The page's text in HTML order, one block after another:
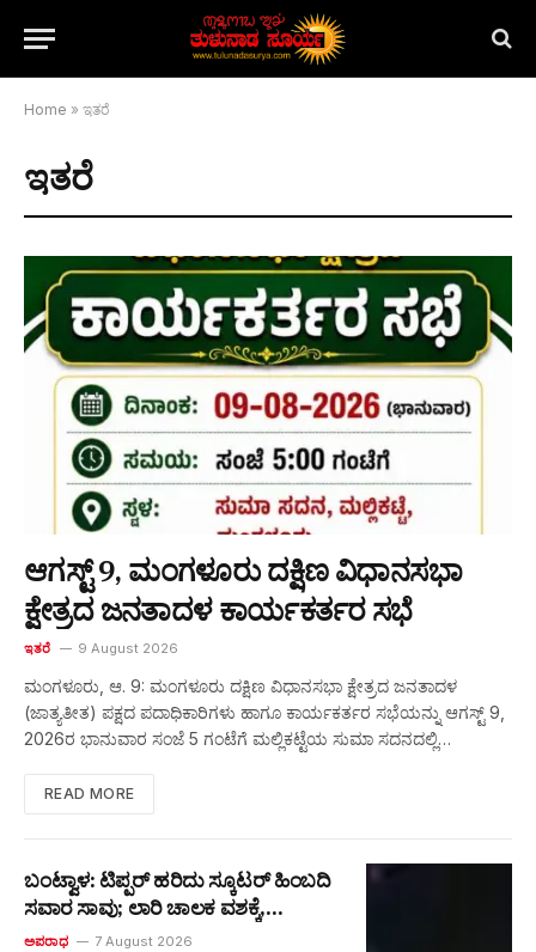
Home » ಇತರೆ
ಇತರೆ
ಆಗಸ್ಟ್ 9, ಮಂಗಳೂರು ದಕ್ಷಿಣ ವಿಧಾನಸಭಾ
ಕ್ಷೇತ್ರದ ಜನತಾದಳ ಕಾರ್ಯಕರ್ತರ ಸಭೆ
ಇತರೆ 9 August 2026
ಮಂಗಳೂರು, ಆ. 9: ಮಂಗಳೂರು ದಕ್ಷಿಣ ವಿಧಾನಸಭಾ ಕ್ಷೇತ್ರದ ಜನತಾದಳ
(ಜಾತ್ಯತೀತ) ಪಕ್ಷದ ಪದಾಧಿಕಾರಿಗಳು ಹಾಗೂ ಕಾರ್ಯಕರ್ತರ ಸಭೆಯನ್ನು ಆಗಸ್ಟ್ 9,
2026ರ ಭಾನುವಾರ ಸಂಜೆ 5 ಗಂಟೆಗೆ ಮಲ್ಲಿಕಟ್ಟೆಯ ಸುಮಾ ಸದನದಲ್ಲಿ…
READ MORE
ಬಂಟ್ವಾಳ: ಟಿಪ್ಪರ್ ಹರಿದು ಸ್ಕೂಟರ್ ಹಿಂಬದಿ
ಸವಾರ ಸಾವು; ಲಾರಿ ಚಾಲಕ ವಶಕ್ಕೆ,
ಅಪಘಾತದ ಬಗ್ಗೆ ವಿಭಿನ್ನ ಮಾಹಿತಿ
ಅಪರಾಧ 7 August 2026